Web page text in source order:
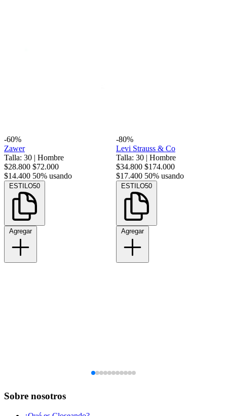
-60%
Zawer
Talla: 30 | Hombre
$28.800 $72.000
$14.400 50% usando
ESTILO50
Agregar
-80%
Levi Strauss & Co
Talla: 30 | Hombre
$34.800 $174.000
$17.400 50% usando
ESTILO50
Agregar
Sobre nosotros